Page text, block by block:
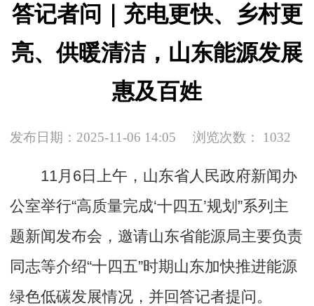
答记者问｜充电更快、乡村更
亮、供暖清洁，山东能源发展
惠及百姓
发布日期：2025-11-06 14:05 浏览次数： 1032
11月6日上午，山东省人民政府新闻办
公室举行“高质量完成‘十四五’规划”系列主
题新闻发布会，邀请山东省能源局主要负责
同志等介绍“十四五”时期山东加快推进能源
绿色低碳发展情况，并回答记者提问。